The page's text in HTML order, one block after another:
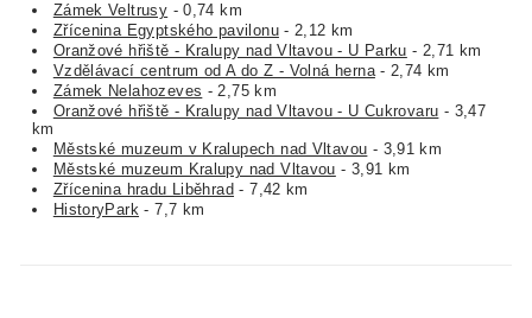
Zámek Veltrusy - 0,74 km
Zřícenina Egyptského pavilonu- 2,12 km
Oranžové hřiště - Kralupy nad Vltavou - U Parku - 2,71 km
Vzdělávací centrum od A do Z - Volná herna- 2,74 km
Zámek Nelahozeves - 2,75 km
Oranžové hřiště - Kralupy nad Vltavou - U Cukrovaru - 3,47
km
Městské muzeum v Kralupech nad Vltavou - 3,91 km
Městské muzeum Kralupy nad Vltavou - 3,91 km
Zřícenina hradu Liběhrad - 7,42 km
HistoryPark - 7,7 km